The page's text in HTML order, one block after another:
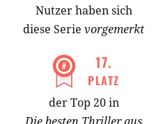
Nutzerhabensich
diese Serie vorgemerkt
17.
PLATZ
der Top 20 in